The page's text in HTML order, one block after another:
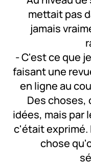
mettait pas
jamais
- C'est ce que
faisant une
en ligne au
Des choses,
idées, mais par
c'était exprimé.
chose